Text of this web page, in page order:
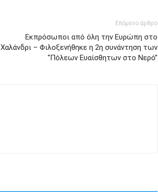
Επόμενο άρθρο
Εκπρόσωποι από όλη την Ευρώπη στο
Χαλάνδρι – Φιλοξενήθηκε η 2η συνάντηση των
“Πόλεων Ευαίσθητων στο Νερό”